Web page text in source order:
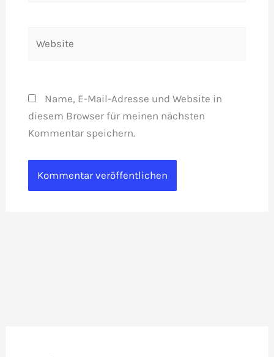
Name, E-Mail-Adresse und Website in
diesem Browser für meinen nächsten
Kommentar speichern.